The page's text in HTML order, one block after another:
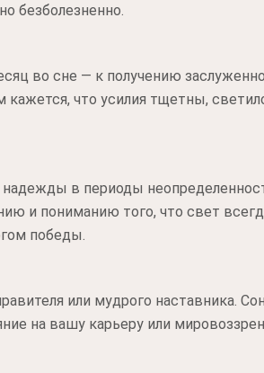
безболезненно.
во сне — к получению
что усилия тщетны,
в периоды
и пониманию того, что свет
победы.
или мудрого наставника.
на вашу карьеру или